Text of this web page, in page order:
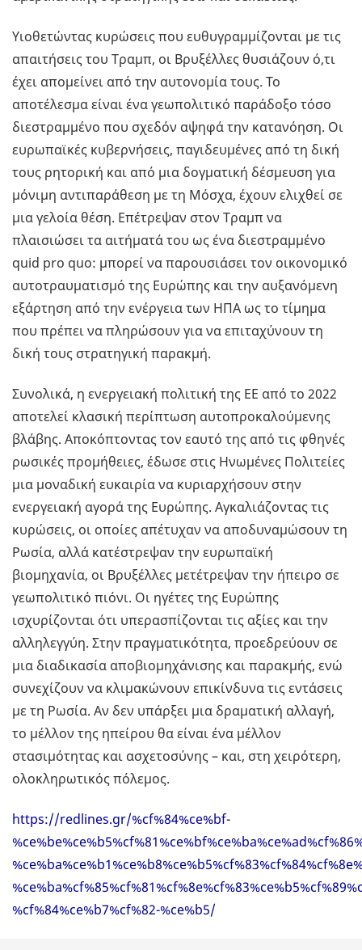
Υιοθετώντας κυρώσεις που ευθυγραμμίζονται με τις
απαιτήσεις του Τραμπ, οι Βρυξέλλες θυσιάζουν ό,τι
έχει απομείνει από την αυτονομία τους. Το
αποτέλεσμα είναι ένα γεωπολιτικό παράδοξο τόσο
διεστραμμένο που σχεδόν αψηφά την κατανόηση. Οι
ευρωπαϊκές κυβερνήσεις, παγιδευμένες από τη δική
τους ρητορική και από μια δογματική δέσμευση για
μόνιμη αντιπαράθεση με τη Μόσχα, έχουν ελιχθεί σε
μια γελοία θέση. Επέτρεψαν στον Τραμπ να
πλαισιώσει τα αιτήματά του ως ένα διεστραμμένο
quid pro quo: μπορεί να παρουσιάσει τον οικονομικό
αυτοτραυματισμό της Ευρώπης και την αυξανόμενη
εξάρτηση από την ενέργεια των ΗΠΑ ως το τίμημα
που πρέπει να πληρώσουν για να επιταχύνουν τη
δική τους στρατηγική παρακμή.
Συνολικά, η ενεργειακή πολιτική της ΕΕ από το 2022
αποτελεί κλασική περίπτωση αυτοπροκαλούμενης
βλάβης. Αποκόπτοντας τον εαυτό της από τις φθηνές
ρωσικές προμήθειες, έδωσε στις Ηνωμένες Πολιτείες
μια μοναδική ευκαιρία να κυριαρχήσουν στην
ενεργειακή αγορά της Ευρώπης. Αγκαλιάζοντας τις
κυρώσεις, οι οποίες απέτυχαν να αποδυναμώσουν τη
Ρωσία, αλλά κατέστρεψαν την ευρωπαϊκή
βιομηχανία, οι Βρυξέλλες μετέτρεψαν την ήπειρο σε
γεωπολιτικό πιόνι. Οι ηγέτες της Ευρώπης
ισχυρίζονται ότι υπερασπίζονται τις αξίες και την
αλληλεγγύη. Στην πραγματικότητα, προεδρεύουν σε
μια διαδικασία αποβιομηχάνισης και παρακμής, ενώ
συνεχίζουν να κλιμακώνουν επικίνδυνα τις εντάσεις
με τη Ρωσία. Αν δεν υπάρξει μια δραματική αλλαγή,
το μέλλον της ηπείρου θα είναι ένα μέλλον
στασιμότητας και ασχετοσύνης – και, στη χειρότερη,
ολοκληρωτικός πόλεμος.
https://redlines.gr/%cf%84%ce%bf-
%cf%84%ce%b7%cf%82-%ce%b5/